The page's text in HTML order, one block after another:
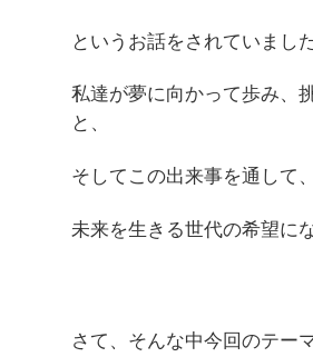
というお話をされていまし
私達が夢に向かって歩み、
と、
そしてこの出来事を通して
未来を生きる世代の希望に
さて、そんな中今回のテー